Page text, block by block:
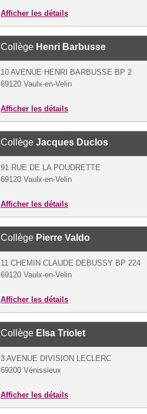
Afficher les détails
Collège Henri Barbusse
10 AVENUE HENRI BARBUSSE BP 2
69120 Vaulx-en-Velin
Afficher les détails
Collège Jacques Duclos
91 RUE DE LA POUDRETTE
69120 Vaulx-en-Velin
Afficher les détails
Collège Pierre Valdo
11 CHEMIN CLAUDE DEBUSSY BP 224
69120 Vaulx-en-Velin
Afficher les détails
Collège Elsa Triolet
3 AVENUE DIVISION LECLERC
69200 Vénissieux
Afficher les détails